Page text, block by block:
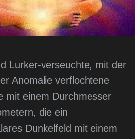
Lurker-verseuchte, mit der
Anomalie verflochtene
mit einem Durchmesser
die ein
Dunkelfeld mit einem